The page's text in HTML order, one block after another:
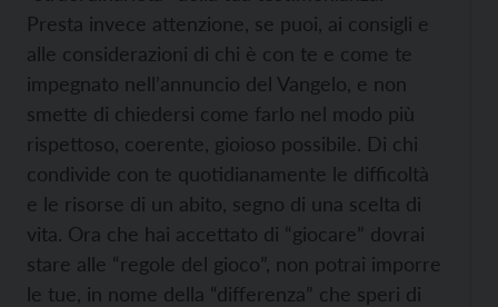
Presta invece attenzione, se puoi, ai consigli e
alle considerazioni di chi è con te e come te
impegnato nell’annuncio del Vangelo, e non
smette di chiedersi come farlo nel modo più
rispettoso, coerente, gioioso possibile. Di chi
condivide con te quotidianamente le difficoltà
e le risorse di un abito, segno di una scelta di
vita. Ora che hai accettato di “giocare” dovrai
stare alle “regole del gioco”, non potrai imporre
le tue, in nome della “differenza” che speri di